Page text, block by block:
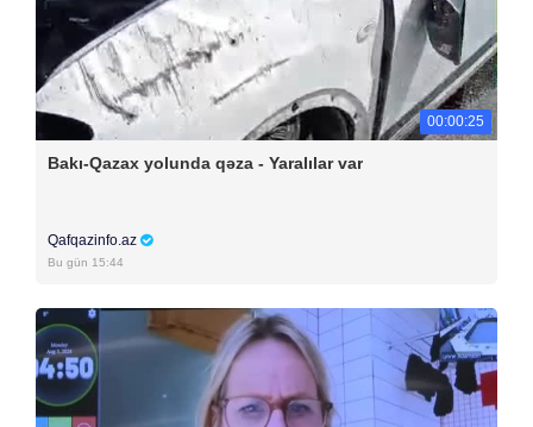
00:00:25
Bakı-Qazax yolunda qəza - Yaralılar var
Qafqazinfo.az
Bu gün 15:44